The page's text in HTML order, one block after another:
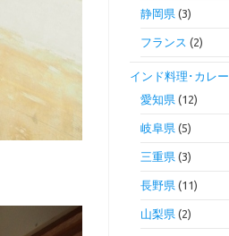
静岡県(3)
フランス (2)
インド料理･カレー
愛知県(12)
岐阜県(5)
三重県(3)
長野県(11)
山梨県(2)